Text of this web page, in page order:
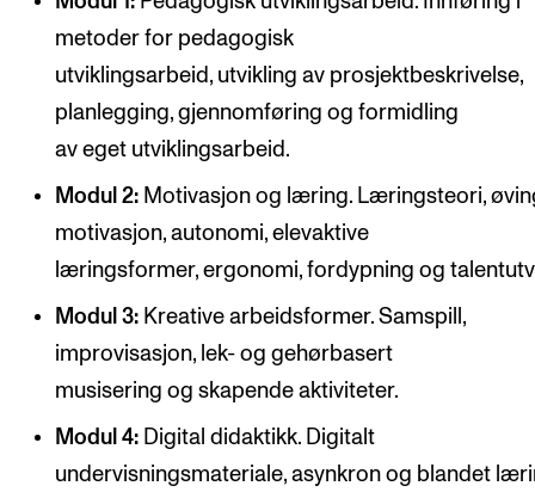
metoder for pedagogisk
utviklingsarbeid, utvikling av prosjektbeskrivelse,
planlegging, gjennomføring og formidling
av eget utviklingsarbeid.
Modul 2: Motivasjon og læring. Læringsteori,
motivasjon, autonomi, elevaktive
læringsformer, ergonomi, fordypning og
Modul 3: Kreative arbeidsformer. Samspill,
improvisasjon, lek- og gehørbasert
musisering og skapende aktiviteter.
Modul 4: Digital didaktikk. Digitalt
undervisningsmateriale, asynkron og blandet